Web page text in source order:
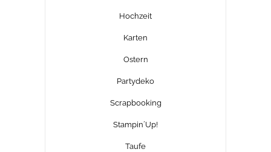
Hochzeit
Karten
Ostern
Partydeko
Scrapbooking
Stampin´Up!
Taufe